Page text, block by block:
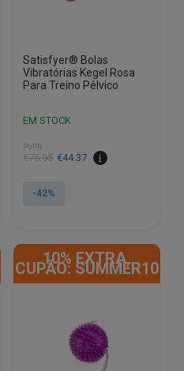
Satisfyer® Bolas
Vibratórias Kegel Rosa
Para Treino Pélvico
EM STOCK
PVPR
€75.95
O
original
€44.37
O
atual
-42%
10% EXTRA,
CUPÃO: SUMMER10